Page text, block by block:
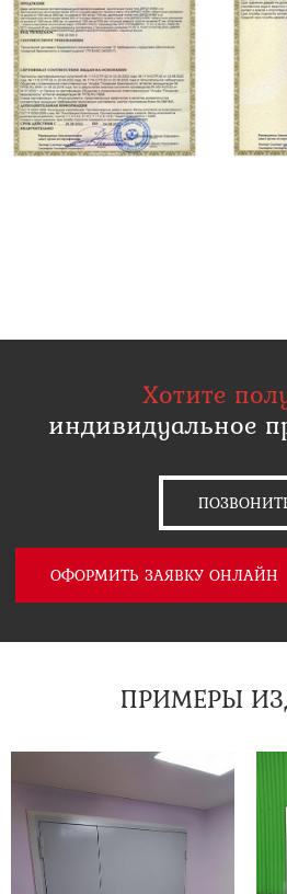
Хотите
индивидуальное
ОФОРМИТЬ ЗАЯВКУ ОНЛАЙН
ПРИМЕРЫ